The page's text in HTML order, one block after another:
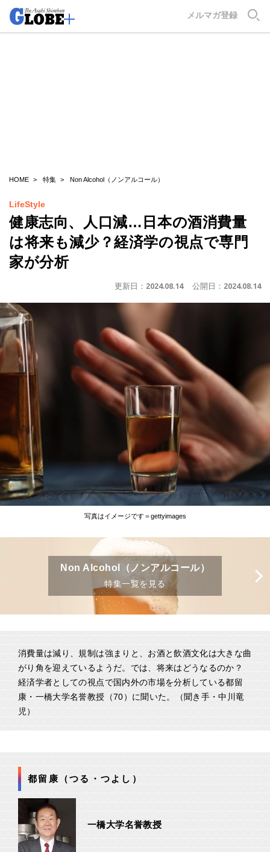
メルマガ登録
HOME 特集 Non Alcohol（ノンアルコール）
LifeStyle
健康志向、人口減…日本の酒消費量
は将来も減少？経済学の視点で専門
家が分析
更新日： 2024.08.14 公開日： 2024.08.14
写真はイメージです＝gettyimages
Non Alcohol（ノンアルコール）
特集一覧を見る
消費量は減り、規制は強まりと、お酒と飲酒文化は大きな曲
がり角を迎えているようだ。では、将来はどうなるのか？
経済学者としての視点で国内外の市場を分析している都留
康・一橋大学名誉教授（70）に聞いた。（聞き手・中川竜
児）
都留康（つる・つよし）
一橋大学名誉教授